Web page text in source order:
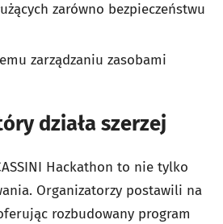
zarówno bezpieczeństwu
zarządzaniu zasobami
działa szerzej
Hackathon to nie tylko
Organizatorzy postawili na
rozbudowany program